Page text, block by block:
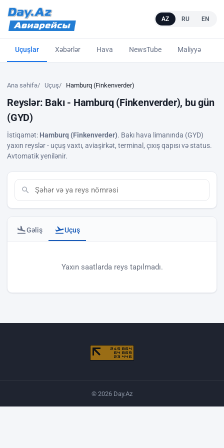
AZ RU EN
Uçuşlar Xəbərlər Hava NewsTube Maliyyə
Ana səhifə Uçuş Hamburq (Finkenverder)
Reyslər: Bakı - Hamburq (Finkenverder), bu gün
(GYD)
İstiqamət: Hamburq (Finkenverder). Bakı hava limanında (GYD)
yaxın reyslər - uçuş vaxtı, aviaşirkət, terminal, çıxış qapısı və status.
Avtomatik yenilənir.
Gəliş Uçuş
Yaxın saatlarda reys tapılmadı.
© 2026 Day.Az